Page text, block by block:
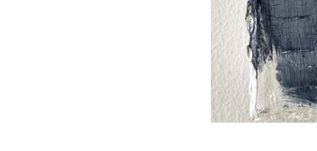
unschuldig
wandelt
die